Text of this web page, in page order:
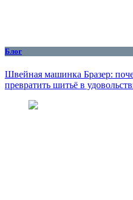
Блог
Швейная машинка Бразер:
превратить шитьё в